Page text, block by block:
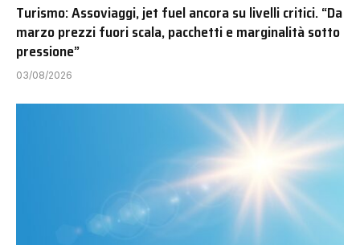
Turismo: Assoviaggi, jet fuel ancora su livelli critici. “Da
marzo prezzi fuori scala, pacchetti e marginalità sotto
pressione”
03/08/2026